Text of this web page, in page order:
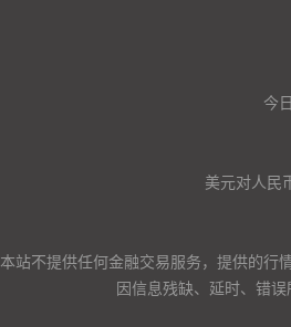
今
美元对人民
本站不提供任何金融交易服务，提供的行
因信息残缺、延时、错